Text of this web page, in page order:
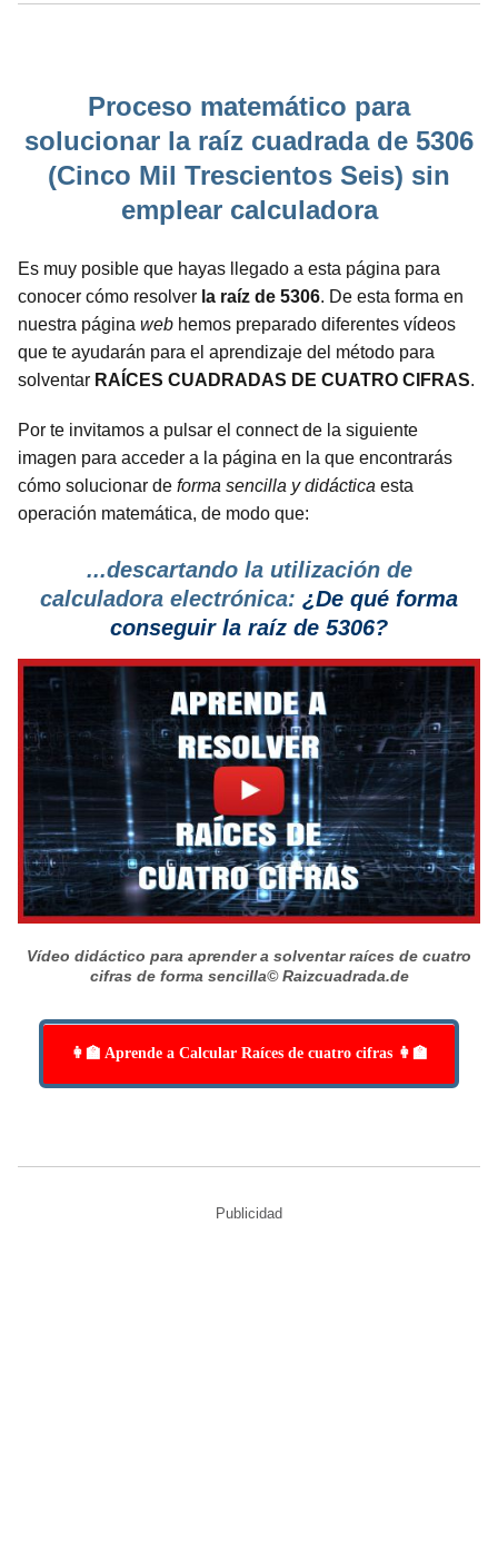
Proceso matemático para
solucionar la raíz cuadrada de 5306
(Cinco Mil Trescientos Seis) sin
emplear calculadora
Es muy posible que hayas llegado a esta página para
conocer cómo resolver la raíz de 5306. De esta forma en
nuestra página web hemos preparado diferentes vídeos
que te ayudarán para el aprendizaje del método para
solventar RAÍCES CUADRADAS DE CUATRO CIFRAS.
Por te invitamos a pulsar el connect de la siguiente
imagen para acceder a la página en la que encontrarás
cómo solucionar de forma sencilla y didáctica esta
operación matemática, de modo que:
...descartando la utilización de
calculadora electrónica: ¿De qué forma
conseguir la raíz de 5306?
Vídeo didáctico para aprender a solventar raíces de cuatro
cifras de forma sencilla© Raizcuadrada.de
👩‍🏫 Aprende a Calcular Raíces de cuatro cifras 👩‍🏫
Publicidad